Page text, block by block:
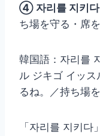
④ 자리를 지키다
ち場を守る・席
韓国語：자리를
ル ジキゴ イッ
るね。／持ち場
「자리를 지키